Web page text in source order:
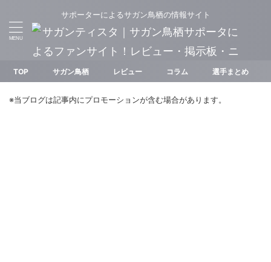
サポーターによるサガン鳥栖の情報サイト
TOP サガン鳥栖 レビュー コラム 選手まとめ
※当ブログは記事内にプロモーションが含む場合があります。